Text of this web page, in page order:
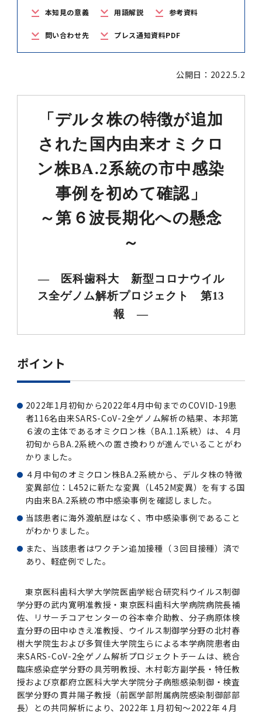
学生歌
ブランド
医療について
世界大学ランキング
学長・役員
副学長
経営協議会
教育研究評議会
学長選考・監察会議
大学紹介動画
大学紹介動画トップ
キャンパスライフ編
留学制度編
多職種連携教育編
学長×医学部学生懇談
東京医科歯科大学の歴史
大学概要（冊子）
広報誌トップ
広報誌「Bloom! 医科歯科大」
英語版広報誌「TMDU ANNUAL NEWS」
医歯大ひろば
大学案内 【受験生向け】（冊子）
写真で綴る 東京医科歯科大学
写真で綴る 東京医科歯科大学トップ
第2回『教育 講義・実習の軌跡』
第3回『知と癒しの匠の創造者たち』
クラウドファンディング実施プロジェクト一覧
大学の計画と評価トップ
大学評価の制度について
１．国立大学法人評価
２．大学認証評価
３．自己点検・評価
年間】
1-1．第４期中期目標・中期計画等について【6
年間】トップ
第１期 中期目標・中期計画等について
第２期 中期目標・中期計画等について
第３期中期目標・中期計画等について
1-2.年度計画・年度評価等について【第1期～
第3期】
1-2.年度計画・年度評価等について【第1期～
第3期】トップ
（第１期中期目標期間中）年度計画、年度評価
（第２期中期目標期間中）年度計画・年度評価
等について
（第３期中期目標期間中）年度計画・年度評価
等について
2．認証評価
3．自己点検・評価
4．指定国立大学法人構想に関する進捗状況に
関連リンク先
四大学連合
四大学連合トップ
四大学連合憲章等トップ
四大学連合憲章
「大学院学生の教育研究交流」に関する協定書
「大学院学生の教育研究交流」に関する実施細
に関する協定書
「複合領域コース」の履修者に係る「編入学」
複合領域コース(四大学共通)
複合領域コース(四大学共通)トップ
複合領域コースについて
各複合領域コースの概要
複合領域コース（東京医科歯科大学）
三大学連合（外部サイト）
医療管理政策学（MMA）コース（東京医科歯科
情報公開・個人情報
情報公開制度
個人情報保護制度
統合報告書
法定公開情報
土地・建物及び所在地／関係施設位置図
東京医科歯科大学規則集
研究不正の防止
会計監査人候補者の決定について
教育等の情報
動物実験等に関する情報
企業等からの資金提供状況の公表
女性活躍推進法による一般事業主行動計画
次世代育成支援対策推進法による一般事業主行
動計画
女性の活躍推進に向けた取り組み
目標とする教員の適正な年齢構成
キャンパスマスタープラン2016
男性職員の育児休業等取得推進宣言
ダイバーシティ
ダイバーシティトップ
東京医科歯科大学ダイバーシティ＆インクルー
ジョン推進宣言等トップ
東京医科歯科大学ダイバーシティ＆インクルー
次世代育成支援対策推進法による一般事業主行
動計画
女性の活躍推進に向けた取り組み
次世代認定マーク「くるみん」を取得しました
（基準適合一般事業主認定）
わくわく保育園（学内保育施設）
障がいのある学生のサポートについて
コンプライアンス・ハラスメント
コンプライアンス・ハラスメントトップ
公益通報について
入試制度トップ
学部入試の変更点（予告）
これまでの学部入試変更点
学部などについて
学部などについてトップ
歯学部
生体材料工学研究所
難治疾患研究所
研究情報サイト
研究テーマ検索システム
学生生活などについて
授業料・入学料・検定料
奨学金について
入学料・授業料の免除・徴収猶予について
アルバイトについて
アパート等の紹介
学生保険制度について
サークル紹介
大学祭
留学について
イベントトップ
オープンキャンパス
医学部医学科サマープログラム
歯学部サマープログラム
地域特別枠推薦選抜説明会
ん
ILA国府台 公開講座等のお知らせ
キャンパス紹介
資料請求
合格発表
試験問題及び解答例等の公表
募集要項トップ
医歯学総合研究科
医歯学総合研究科博士課程 国際連携専攻（ジ
ョイント・ディグリープログラム：JDP）
WEB出願
アドミッション・ポリシー
TOEFL-ITP試験結果（スコアレポート）の返
大学院入学希望者向け入試説明会
学費・入学金・奨学金について
入学料・授業料の免除・徴収猶予について
お問い合わせ
医学部
生体材料工学研究所
大学院研究生
大学院保健衛生学研究科
令和7年度（2025年度）「総合知と癒しの次世
代フロントランナー育成プログラム Science
Tokyo SPRING(医歯学系)」対象学生の春募集
Post-SPRING（MD）Program for the 2026
Academic Year by Eligible Students
(*Spring admission)
Call for Applications to Science Tokyo
SPRING（MD）Program for the 2025
Academic Year by Eligible Students
(*Autumn admission)
世代フロントランナー育成プログラム（医歯学
系）「Science Tokyo SPRING (医歯学系)」
（旧TMDU卓越大学院生制度）対象学生（秋入
学対象）の募集について
SPRING（MD）Program for the 2024
Academic Year by Eligible Students
(*Autumn admission)
令和６年度（２０２４年度）総合知と癒しの次
世代フロントランナー育成プログラム（医歯学
系）「Science Tokyo SPRING (医歯学系)」
（旧TMDU卓越大学院生制度）対象学生（秋入
学対象）の募集について
Program (formerly the TMDU WISE
Program) for the 2024 Academic Year
「TMDU-SPRING」対象学生の募集について
（※春入学対象）について
Call for Application to TMDU WISE
Programs (II) for the 2023 Academic Year
by Eligible Students (*Autumn admission)
令和５年度（２０２３年度）東京医科歯科大学
「卓越大学院生制度（Ⅱ）」対象学生（秋入学
令和7年度トップレベルAI研究のための共創型
エキスパート人材育成プログラム対象学生（医
歯学系-BOOST生）の募集について
ログラム 対象学生（TMDU-BOOST生）の募
集について
令和８年度（2026年度）CS（クリニシャン・
サイエンティスト）養成支援制度の募集につい
Call for Applications for the Clinician
四大学連合･複合領域コース
履修要項（大学院シラバス）
保健衛生学研究科科目等履修生について
入学料・授業料・奨学金トップ
授業料・入学料・検定料トップ
授業料・入学料・検定料
入学料・授業料免除・徴収猶予について
(Admission & Tuition
Exemption/Deferment)
奨学金について
入学料・授業料免除・徴収猶予について
(Admission & Tuition
Exemption/Deferment)
入学料・授業料免除・徴収猶予について
(Admission & Tuition
Exemption/Deferment)トップ
【2026年4月入学者】入学料免除・徴収猶予申
「修学支援に対する相談窓口」を設置しまし
高等教育の修学支援制度
奨学金について
奨学金についてトップ
日本学生支援機構
2025年度国立大学臨床検査学系博士後期課程
日本学生支援機構
留学情報
学生生活サポートトップ
アルバイトについて
アパート等の紹介
学生保険制度について
ピアサポーター
証明書関係
証明書関係トップ
教養部在学生
医学部在学生
歯学部在学生
大学院在学生
附属学校在学生
障がいのある学生サポート
障がいのある学生サポートトップ
修学上の支援について
学生相談支援室
障害を理由とする差別の解消の推進に関する対
応要領
バリアフリーマップ
文部科学省からのお知らせ
令和７年度（２０２５年度）新入生向けPC購
入推奨仕様書
令和６年度（２０２４年度）東京医科歯科大学
「研究者早期育成コース」採用決定通知書授与
令和５年度（２０２３年度）東京医科歯科大学
「研究者早期育成コース及び研究者養成コー
令和４年度（２０２２年度）東京医科歯科大学
「研究者早期育成コース及び研究者養成コー
ス」採用決定通知書授与式を行いました。
令和３年度（２０２１年度）東京医科歯科大学
「卓越大学院生制度（Ⅰ）」採用決定通知書授
与式を行いました。
就職・キャリア支援
就職・キャリア支援トップ
企業・官公庁・医療機関の皆様へ
学校推薦・求人情報について
学内就職支援イベント
学外就職支援イベント
インターンシップ
就職支援サイトリンク集
就職支援ガイド
外国人留学生の就職情報について
就職活動体験談について
OB・OG情報について
内定取り消しについて
進路届の提出について
その他 就職関連情報（推薦書等）
卒業後の進路及び卒業者数
サークル・学園祭
サークル・学園祭トップ
学生・女性支援センター
わくわく保育園
フィットネスルーム・売店
国立美術館キャンパスメンバーズ
台風等の自然災害や交通機関運休による休講措
置（湯島地区）Class Cancellation Measures
Cancellation (for the Yushima area)
Students
医学部（医学科･保健衛生学科）
歯学部（歯学科･口腔保健学科）
大学院保健衛生学研究科
医学部（医学科･保健衛生学科）トップ
医学科
保健衛生学科 【検査技術学専攻】
歯学部（歯学科･口腔保健学科）
歯学部（歯学科･口腔保健学科）トップ
口腔保健学科【口腔保健衛生学専攻】
口腔保健学科【口腔保健工学専攻】
大学院医歯学総合研究科
修士課程 医歯理工保健学専攻
修士課程 医歯理工保健学専攻【医療管理政策
学（MMA）コース】
博士課程 医歯学専攻
大学院保健衛生学研究科トップ
博士課程看護先進科学専攻
博士課程共同災害看護学専攻
教養部トップ
公開講座・公開シンポジウム・講演会等のお知
大学院医歯学総合研究科
大学院医歯学総合研究科トップ
修士課程 医歯理工保健学専攻トップ
分野構成
医歯学総合研究科修士課程履修要項（シラバ
修士課程 医歯理工保健学専攻【医療管理政策
学（MMA）コース】
修士課程 医歯理工保健学専攻 グローバルヘル
スリーダー養成 (MPH) コース
博士課程 医歯学専攻
博士課程 医歯学専攻トップ
項（シラバス）
博士課程 国際連携専攻（ジョイント・ディグリ
博士課程 生命理工医療科学専攻
概要
医歯学総合研究科博士課程生命理工学系専攻履
修要項（シラバス）
年報
2024年（25.7MB）
2023年（49.5MB）
2022年（38.1 MB）
2021年（PDF：71.9 MB）
2020年 （PDF：67.8MB）
2019年 （PDF：71.7MB）
2018年 （PDF：83.3MB）
2017年 （PDF：75.1MB）
2016年 （PDF：73.0MB）
セミナー・特別講義
セミナー・特別講義トップ
2026年度
2025年度
2023年度
2024年度
2022年度
2021年度
2020年度
設置計画履行状況報告書
大学院保健衛生学研究科
研究科長挨拶
教育研究分野組織、指導教員研究内容
看護先進科学専攻
５大学災害看護コンソーシアム履修の手引き
統合教育機構学務企画課
年報
年報トップ
2024年（PDF：5.4MB）
2023年（PDF：4.5MB）
2022年（PDF：53.8 MB）
2021年（PDF：4.5 MB）
2020年 （PDF：4.6MB）
2019年 （PDF：5.2MB）
2018年 （PDF：18.7MB）
2017年 （PDF：7.2MB）
ジョイントリサーチ講座・ジョイントリサーチ
部門一覧
生体材料工学研究所
難治疾患研究所
大学病院トップ
医科（医系診療部門）
歯科（歯系診療部門）
スポーツサイエンス機構
M&Dデータ科学センター
統合教育機構
統合教育機構トップ
医学・歯学分野における数理・データサイエン
ス・AI教育開発事業
大学統合時の教育・学生生活について（受験生
向け）
Regarding education and student life after
the integration（For prospective
students）
向け）
Regarding education and student life after
the integration (For current students)
教学IR関連公開情報
教学IR関連公開情報トップ
卒業生進路アンケート
統合研究機構・統合イノベーション機構
統合研究機構・統合イノベーション機構トップ
統合イノベーション機構
統合イノベーション機構トップ
医療ビッグデータによるトータル・ヘルスケア
イノベーション創出の基盤構築プロジェクト
ヘルスサイエンスR&Dセンター
若手研究者支援センター（統合研究機構）
研究基盤クラスター（統合研究機構）
研究基盤クラスター（統合研究機構）トップ
リサーチコアセンター
実験動物センター
生命倫理研究センター
疾患バイオリソースセンター
先端医歯工学創成クラスター（統合研究機構）
先端医歯工学創成クラスター（統合研究機構）
トップ
再生医療研究センター
再生医療研究センター（微生物安全性グルー
プ）
統合研究機構から他部局へ異動したセンター
統合研究機構から他部局へ異動したセンタート
ップ
低侵襲医療センター（旧：低侵襲医歯学研究セ
ンター）
オープンイノベーションセンター
統合国際機構
統合情報機構（図書館部門・ITセキュリティ部
門）
統合情報機構（図書館部門・ITセキュリティ部
門）トップ
ITヘルプデスク（学内専用サイト）
ITセキュリティ部門（学内専用サイト）
図書館部門
図書館部門トップ
デジタル変革推進事務室
学生支援・保健管理機構
保健管理センター
湯島学生支援センター
湯島学生支援センタートップ
環境安全管理室トップ
環境報告書
広報部
研究費獲得支援
産学官連携
科研費電子申請システム(外部サイト)
研究助成金
AMED研究費の年間公募スケジュール(学内専
研究手続きトップ
倫理審査申請システム
臨床研究審査委員会申請システム
実験計画書のWeb申請システム(学外利用時
VPN必要)
倫理審査手続きについて
研究に必要な講習会等
ES細胞/iPS細胞を使用する実験(学内専用)
各種委員会関係(学内専用)
特定認定再生医療等委員会
研究活動
研究活動トップ
機関リポジトリ
研究テーマ検索
research map
プレスリリース
研究組織
若手研究者支援センター（YISC）
重点研究領域
統合研究機構・統合イノベーション推進機構
オープンイノベーションセンター
高等研究院
取り組み・規制トップ
研究不正の防止
研究不正等の公表について
剽窃チェックツール(学内専用)
利益相反
臨床研究法における臨床研究の利益相反管理に
ついて
特定認定再生医療等委員会
ヒトES細胞倫理審査委員会
利益相反に関する説明会資料(ダウンロード)(学
内専用)
研究大学強化促進事業に関する情報・評価
事務部トップ
各種お問い合わせ先(事務部)
企業・研究者・一般の方
本知見の意義 用語解説 参考資料
問い合わせ先 プレス通知資料PDF
公開日：2022.5.2
「デルタ株の特徴が追加
された国内由来オミクロ
ン株BA.2系統の市中感染
事例を初めて確認」
～第６波長期化への懸念
～
― 医科歯科大 新型コロナウイル
ス全ゲノム解析プロジェクト 第13
報 ―
ポイント
2022年1月初旬から2022年4月中旬までのCOVID-19患
者116名由来SARS-CoV-2全ゲノム解析の結果、本邦第
６波の主体であるオミクロン株（BA.1.1系統）は、４月
初旬からBA.2系統への置き換わりが進んでいることがわ
かりました。
４月中旬のオミクロン株BA.2系統から、デルタ株の特徴
変異部位：L452に新たな変異（L452M変異）を有する国
内由来BA.2系統の市中感染事例を確認しました。
当該患者に海外渡航歴はなく、市中感染事例であること
がわかりました。
また、当該患者はワクチン追加接種（３回目接種）済で
あり、軽症例でした。
東京医科歯科大学大学院医歯学総合研究科ウイルス制御
学分野の武内寛明准教授・東京医科歯科大学病院病院長補
佐、リサーチコアセンターの谷本幸介助教、分子病原体検
査分野の田中ゆきえ准教授、ウイルス制御学分野の北村春
樹大学院生および多賀佳大学院生らによる本学病院患者由
来SARS-CoV-2全ゲノム解析プロジェクトチームは、統合
臨床感染症学分野の具芳明教授、木村彰方副学長・特任教
授および京都府立医科大学大学院分子病態感染制御・検査
医学分野の貫井陽子教授（前医学部附属病院感染制御部部
長）との共同解析により、2022年１月初旬～2022年４月